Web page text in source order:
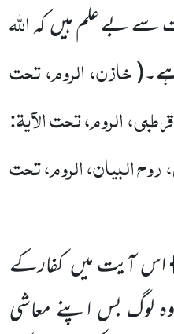
سے بے علم ہیںکہاللہ
(خازن، الروم، تحت
الروم، تحت الآیۃ:
روح البیان، الروم، تحت
اس آیت میںکفارکے
وہ لوگ بس اپنے معاشی